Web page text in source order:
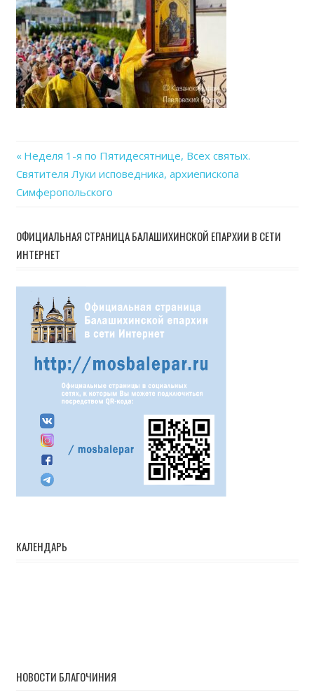
Навигация
по
записям
Previous
Post:
Неделя 1-я по Пятидесятнице, Всех святых.
Святителя Луки исповедника, архиепископа
Симферопольского
ОФИЦИАЛЬНАЯ СТРАНИЦА БАЛАШИХИНСКОЙ ЕПАРХИИ В СЕТИ
ИНТЕРНЕТ
КАЛЕНДАРЬ
НОВОСТИ БЛАГОЧИНИЯ